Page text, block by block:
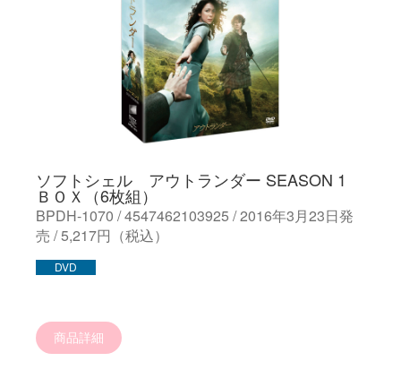
ソフトシェル アウトランダー SEASON 1
ＢＯＸ（6枚組）
BPDH-1070 / 4547462103925 / 2016年3月23日発
売 / 5,217円（税込）
DVD
商品詳細